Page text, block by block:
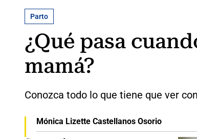
Parto
¿Qué pasa
mamá?
Conozca todo lo que tiene que ver
Mónica Lizette Castellanos Osorio